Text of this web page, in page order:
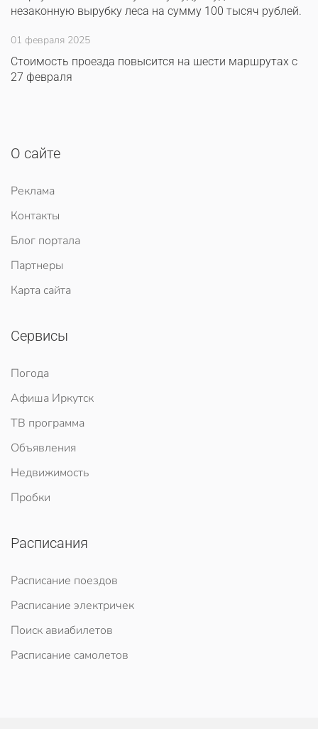
незаконную вырубку леса на сумму 100 тысяч рублей.
01 февраля 2025
Стоимость проезда повысится на шести маршрутах с
27 февраля
О сайте
Реклама
Контакты
Блог портала
Партнеры
Карта сайта
Сервисы
Погода
Афиша Иркутск
ТВ программа
Объявления
Недвижимость
Пробки
Расписания
Расписание поездов
Расписание электричек
Поиск авиабилетов
Расписание самолетов